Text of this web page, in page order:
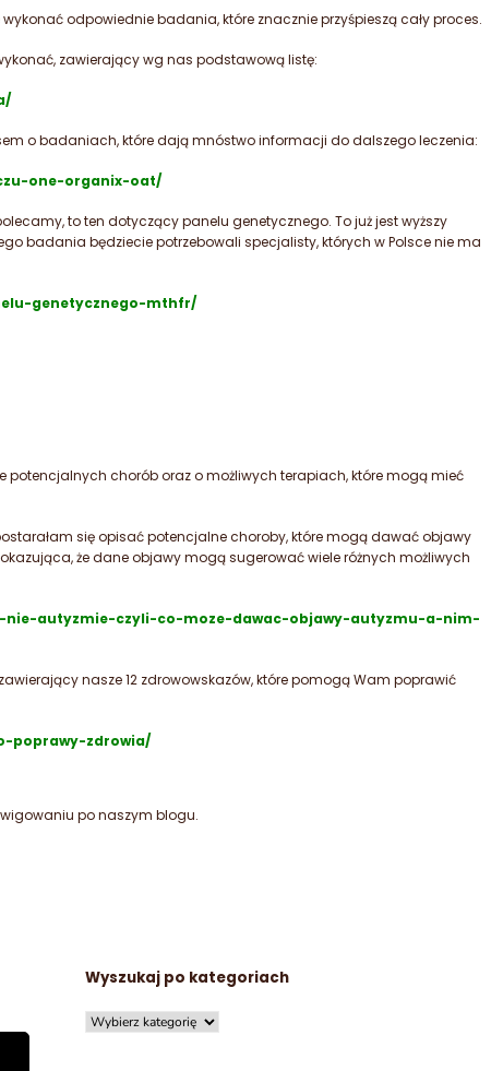
odpowiednie badania, które znacznie przyśpieszą cały proces.
zawierający wg nas podstawową listę:
o badaniach, które dają mnóstwo informacji do dalszego leczenia:
one-organix-oat/
to ten dotyczący panelu genetycznego. To już jest wyższy
badania będziecie potrzebowali specjalisty, których w Polsce nie ma
genetycznego-mthfr/
potencjalnych chorób oraz o możliwych terapiach, które mogą mieć
się opisać potencjalne choroby, które mogą dawać objawy
że dane objawy mogą sugerować wiele różnych możliwych
autyzmie-czyli-co-moze-dawac-objawy-autyzmu-a-nim-
nasze 12 zdrowowskazów, które pomogą Wam poprawić
poprawy-zdrowia/
po naszym blogu.
Wyszukaj po kategoriach